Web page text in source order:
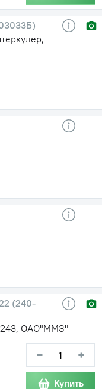
(240-
243, ОАО"ММЗ"
− +
Купить